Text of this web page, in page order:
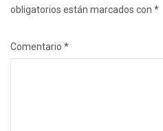
obligatorios están marcados con *
Comentario *